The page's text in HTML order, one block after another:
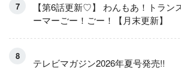
【第6話更新♡】 わんもあ！トラン
ーマーごー！ごー！【月末更新】
テレビマガジン2026年夏号発売!!